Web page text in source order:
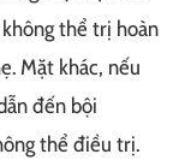
thể trị hoàn
Mặt khác, nếu
đến bội
thể điều trị.